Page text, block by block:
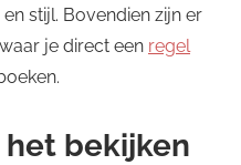
stijl. Bovendien zijn er
je direct een regel
bekijken